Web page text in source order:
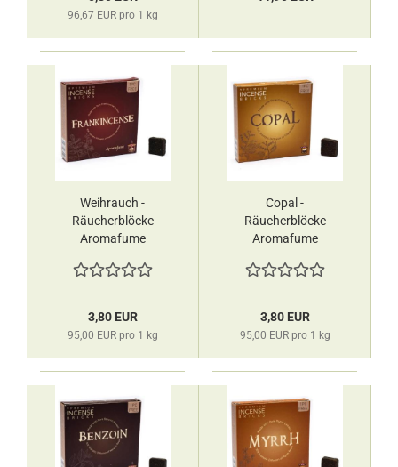
96,67 EUR pro 1 kg
Weihrauch -
Räucherblöcke
Aromafume
3,80 EUR
95,00 EUR pro 1 kg
Copal -
Räucherblöcke
Aromafume
3,80 EUR
95,00 EUR pro 1 kg